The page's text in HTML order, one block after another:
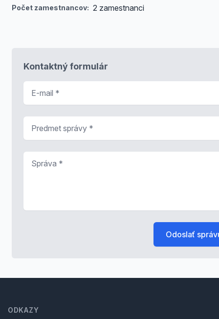
Počet zamestnancov: 2 zamestnanci
Kontaktný formulár
Odoslať
ODKAZY